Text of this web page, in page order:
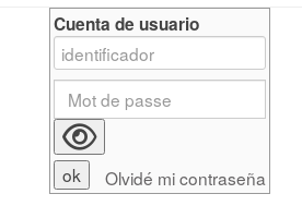
Cuenta de usuario
Olvidé mi contraseña